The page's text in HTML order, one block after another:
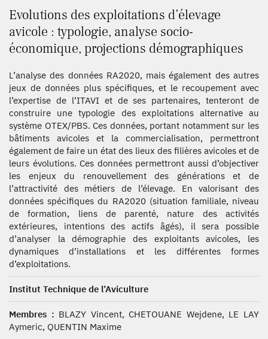
Evolutions des exploitations d’élevage
avicole : typologie, analyse socio-
économique, projections démographiques
L’analyse des données RA2020, mais également des autres
jeux de données plus spécifiques, et le recoupement avec
l’expertise de l’ITAVI et de ses partenaires, tenteront de
construire une typologie des exploitations alternative au
système OTEX/PBS. Ces données, portant notamment sur les
bâtiments avicoles et la commercialisation, permettront
également de faire un état des lieux des filières avicoles et de
leurs évolutions. Ces données permettront aussi d’objectiver
les enjeux du renouvellement des générations et de
l’attractivité des métiers de l’élevage. En valorisant des
données spécifiques du RA2020 (situation familiale, niveau
de formation, liens de parenté, nature des activités
extérieures, intentions des actifs âgés), il sera possible
d’analyser la démographie des exploitants avicoles, les
dynamiques d’installations et les différentes formes
d’exploitations.
Institut Technique de l’Aviculture
Membres : BLAZY Vincent, CHETOUANE Wejdene, LE LAY
Aymeric, QUENTIN Maxime